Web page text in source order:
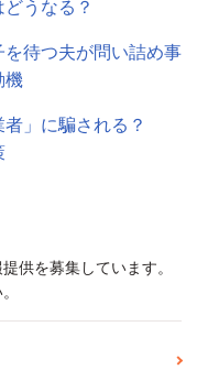
うなる？
待つ夫が問い詰め事
機
者」に騙される？
供を募集しています。